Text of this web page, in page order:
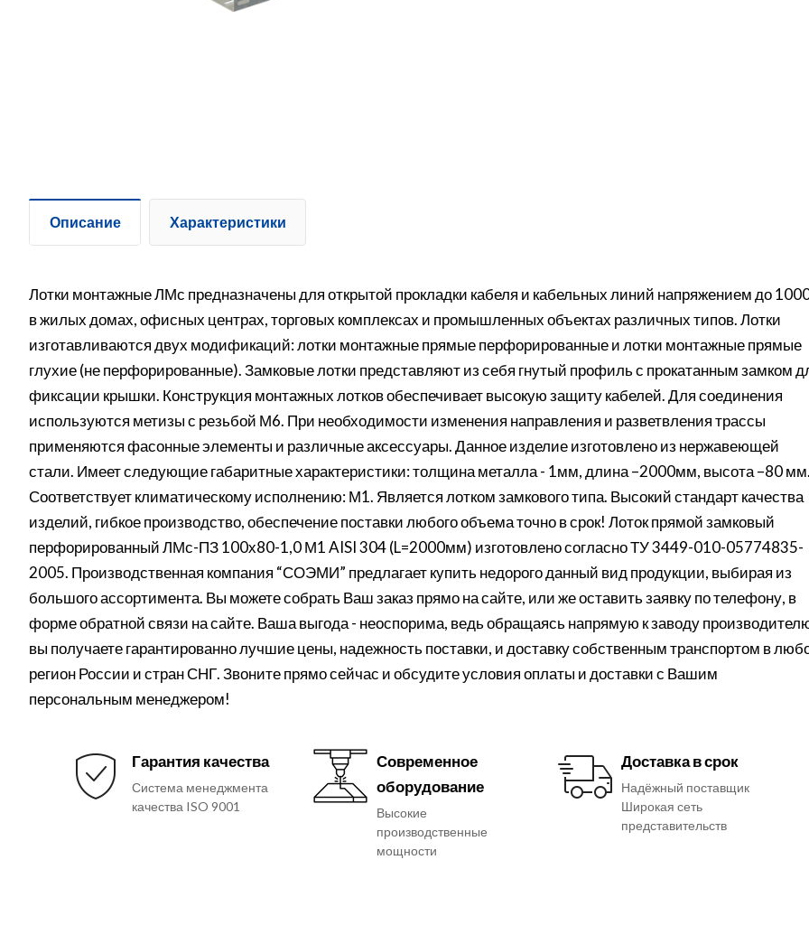
Описание Характеристики
Лотки монтажные ЛМс предназначены для открытой прокладки кабеля и кабельных линий напряжением до
в жилых домах, офисных центрах, торговых комплексах и промышленных объектах различных типов. Лотки
изготавливаются двух модификаций: лотки монтажные прямые перфорированные и лотки монтажные прямые
глухие (не перфорированные). Замковые лотки представляют из себя гнутый профиль с прокатанным замком
фиксации крышки. Конструкция монтажных лотков обеспечивает высокую защиту кабелей. Для соединения
используются метизы с резьбой М6. При необходимости изменения направления и разветвления трассы
применяются фасонные элементы и различные аксессуары. Данное изделие изготовлено из нержавеющей
стали. Имеет следующие габаритные характеристики: толщина металла - 1мм, длина –2000мм, высота –80
Соответствует климатическому исполнению: М1. Является лотком замкового типа. Высокий стандарт качества
изделий, гибкое производство, обеспечение поставки любого объема точно в срок! Лоток прямой замковый
перфорированный ЛМс-ПЗ 100х80-1,0 М1 AISI 304 (L=2000мм) изготовлено согласно ТУ 3449-010-05774835-
2005. Производственная компания “СОЭМИ” предлагает купить недорого данный вид продукции, выбирая из
большого ассортимента. Вы можете собрать Ваш заказ прямо на сайте, или же оставить заявку по телефону, в
форме обратной связи на сайте. Ваша выгода - неоспорима, ведь обращаясь напрямую к заводу
вы получаете гарантированно лучшие цены, надежность поставки, и доставку собственным транспортом в
регион России и стран СНГ. Звоните прямо сейчас и обсудите условия оплаты и доставки с Вашим
персональным менеджером!
Гарантия качества
Система менеджмента
качества ISO 9001
Современное
оборудование
Высокие
производственные
мощности
Доставка в срок
Надёжный поставщик
Широкая сеть
представительств